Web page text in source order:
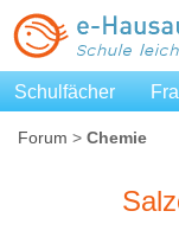
Schulfächer
Forum > Chemie